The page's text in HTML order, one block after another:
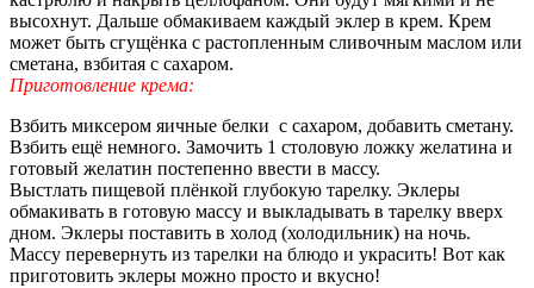
высохнут. Дальше обмакиваем каждый эклер в крем. Крем
может быть сгущёнка с растопленным сливочным маслом или
сметана, взбитая с сахаром.
Приготовление крема:
Взбить миксером яичные белки с сахаром, добавить сметану.
Взбить ещё немного. Замочить 1 столовую ложку желатина и
готовый желатин постепенно ввести в массу.
Выстлать пищевой плёнкой глубокую тарелку. Эклеры
обмакивать в готовую массу и выкладывать в тарелку вверх
дном. Эклеры поставить в холод (холодильник) на ночь.
Массу перевернуть из тарелки на блюдо и украсить! Вот как
приготовить эклеры можно просто и вкусно!